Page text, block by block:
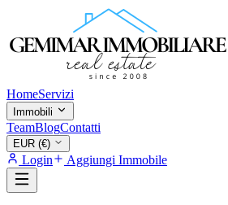
HomeServizi
Immobili
TeamBlogContatti
EUR (€)
Login Aggiungi Immobile